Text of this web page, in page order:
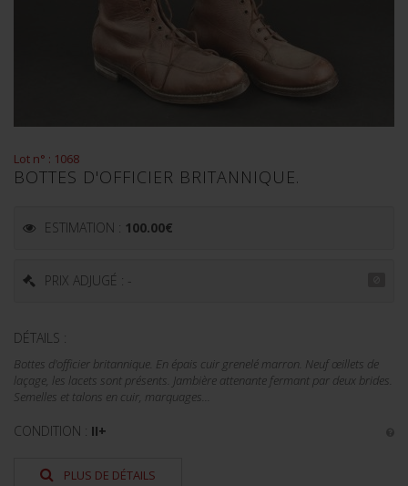
Lot n° : 1068
BOTTES D'OFFICIER BRITANNIQUE.
ESTIMATION : 100.00€
PRIX ADJUGÉ : -
DÉTAILS :
Bottes d'officier britannique. En épais cuir grenelé marron. Neuf œillets de
laçage, les lacets sont présents. Jambière attenante fermant par deux brides.
Semelles et talons en cuir, marquages...
CONDITION : II+
PLUS DE DÉTAILS